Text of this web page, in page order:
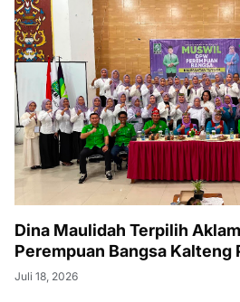
Dina Maulidah Terpilih
Perempuan Bangsa Kalteng
Juli 18, 2026